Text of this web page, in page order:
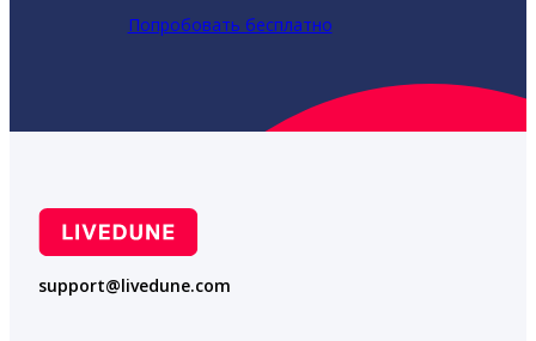
Попробовать бесплатно
support@livedune.com